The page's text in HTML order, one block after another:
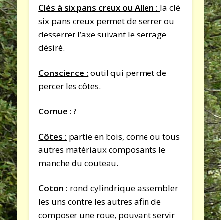
Clés à six pans creux ou Allen : la clé
six pans creux permet de serrer ou
desserrer l’axe suivant le serrage
désiré.
Conscience : outil qui permet de
percer les côtes.
Cornue : ?
Côtes : partie en bois, corne ou tous
autres matériaux composants le
manche du couteau.
Coton : rond cylindrique assembler
les uns contre les autres afin de
composer une roue, pouvant servir